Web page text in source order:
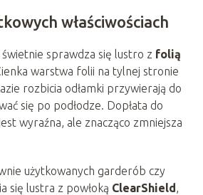
właściwościach
sprawdza się lustro z folią
warstwa folii na tylnej stronie
rozbicia odłamki przywierają do
się po podłodze. Dopłata do
wyraźna, ale znacząco zmniejsza
użytkowanych garderób czy
się lustra z powłoką ClearShield,